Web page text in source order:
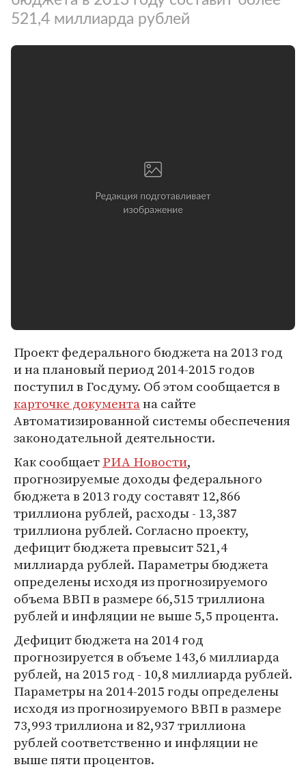
521,4 миллиарда рублей
Проект федерального бюджета на 2013 год
и на плановый период 2014-2015 годов
поступил в Госдуму. Об этом сообщается в
карточке документана сайте
Автоматизированной системы обеспечения
законодательной деятельности.
Как сообщаетРИА Новости,
прогнозируемые доходы федерального
бюджета в 2013 году составят 12,866
триллиона рублей, расходы - 13,387
триллиона рублей. Согласно проекту,
дефицит бюджета превысит 521,4
миллиарда рублей. Параметры бюджета
определены исходя из прогнозируемого
объема ВВП в размере 66,515 триллиона
рублей и инфляции не выше 5,5 процента.
Дефицит бюджета на 2014 год
прогнозируется в объеме 143,6 миллиарда
рублей, на 2015 год - 10,8 миллиарда рублей.
Параметры на 2014-2015 годы определены
исходя из прогнозируемого ВВП в размере
73,993 триллиона и 82,937 триллиона
рублей соответственно и инфляции не
выше пяти процентов.